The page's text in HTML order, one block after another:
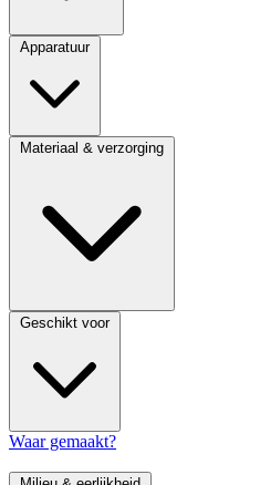
Apparatuur
Materiaal & verzorging
Geschikt voor
Waar gemaakt?